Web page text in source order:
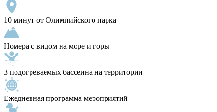
10 минут от Олимпийского парка
Номера с видом на море и горы
3 подогреваемых бассейна на территории
Ежедневная программа мероприятий